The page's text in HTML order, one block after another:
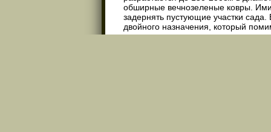
обширные вечнозеленые ковры. Ими
задернять пустующие участки
двойного назначения, который
сорняков.